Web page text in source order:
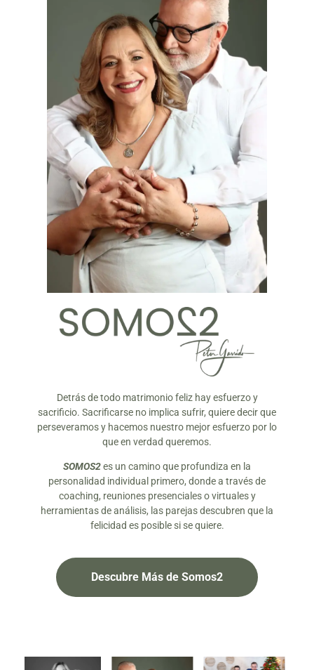
Detrás de todo matrimonio feliz hay esfuerzo y
sacrificio. Sacrificarse no implica sufrir, quiere decir que
perseveramos y hacemos nuestro mejor esfuerzo por lo
que en verdad queremos.
SOMOS2es un camino que profundiza en la
personalidad individual primero, donde a través de
coaching, reuniones presenciales o virtuales y
herramientas de análisis, las parejas descubren que la
felicidad es posible si se quiere.
Descubre Más de Somos2